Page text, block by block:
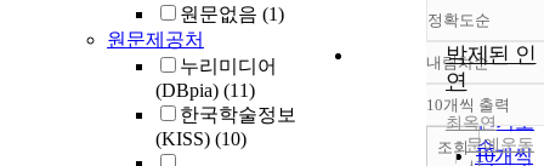
원문없음 (1)
원문제공처
누리미디어
(DBpia) (11)
한국학술정보
(KISS) (10)
정확도순
정확도
순
인기도
순
내림차순
내림차
10개씩 출력
10개씩
조회
박제된 인
연
최옥연
문예운동